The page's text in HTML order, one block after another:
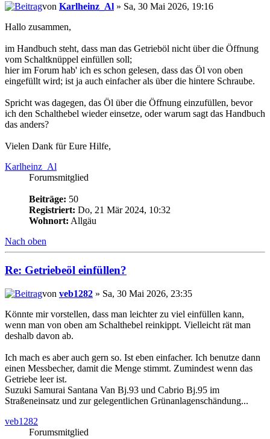
von Karlheinz_Al » Sa, 30 Mai 2026, 19:16
Hallo zusammen,
im Handbuch steht, dass man das Getrieböl nicht über die Öffnung
vom Schaltknüppel einfüllen soll;
hier im Forum hab' ich es schon gelesen, dass das Öl von oben
eingefüllt wird; ist ja auch einfacher als über die hintere Schraube.
Spricht was dagegen, das Öl über die Öffnung einzufüllen, bevor
ich den Schalthebel wieder einsetze, oder warum sagt das Handbuch
das anders?
Vielen Dank für Eure Hilfe,
Karlheinz_Al
Forumsmitglied
Beiträge: 50
Registriert: Do, 21 Mär 2024, 10:32
Wohnort: Allgäu
Nach oben
Re: Getriebeöl einfüllen?
von veb1282 » Sa, 30 Mai 2026, 23:35
Könnte mir vorstellen, dass man leichter zu viel einfüllen kann,
wenn man von oben am Schalthebel reinkippt. Vielleicht rät man
deshalb davon ab.
Ich mach es aber auch gern so. Ist eben einfacher. Ich benutze dann
einen Messbecher, damit die Menge stimmt. Zumindest wenn das
Getriebe leer ist.
Suzuki Samurai Santana Van Bj.93 und Cabrio Bj.95 im
Straßeneinsatz und zur gelegentlichen Grünanlagenschändung...
veb1282
Forumsmitglied